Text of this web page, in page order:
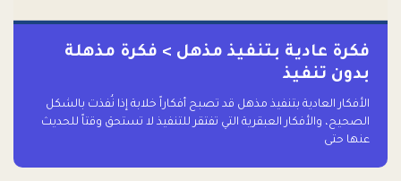
فكرة عادية بتنفيذ مذهل > فكرة مذهلة
بدون تنفيذ
الأفكار العادية بتنفيذ مذهل قد تصبح أفكاراً خلابة إذا نُفذت بالشكل
الصحيح، والأفكار العبقرية التي تفتقر للتنفيذ لا تستحق وقتاً للحديث
عنها حتى